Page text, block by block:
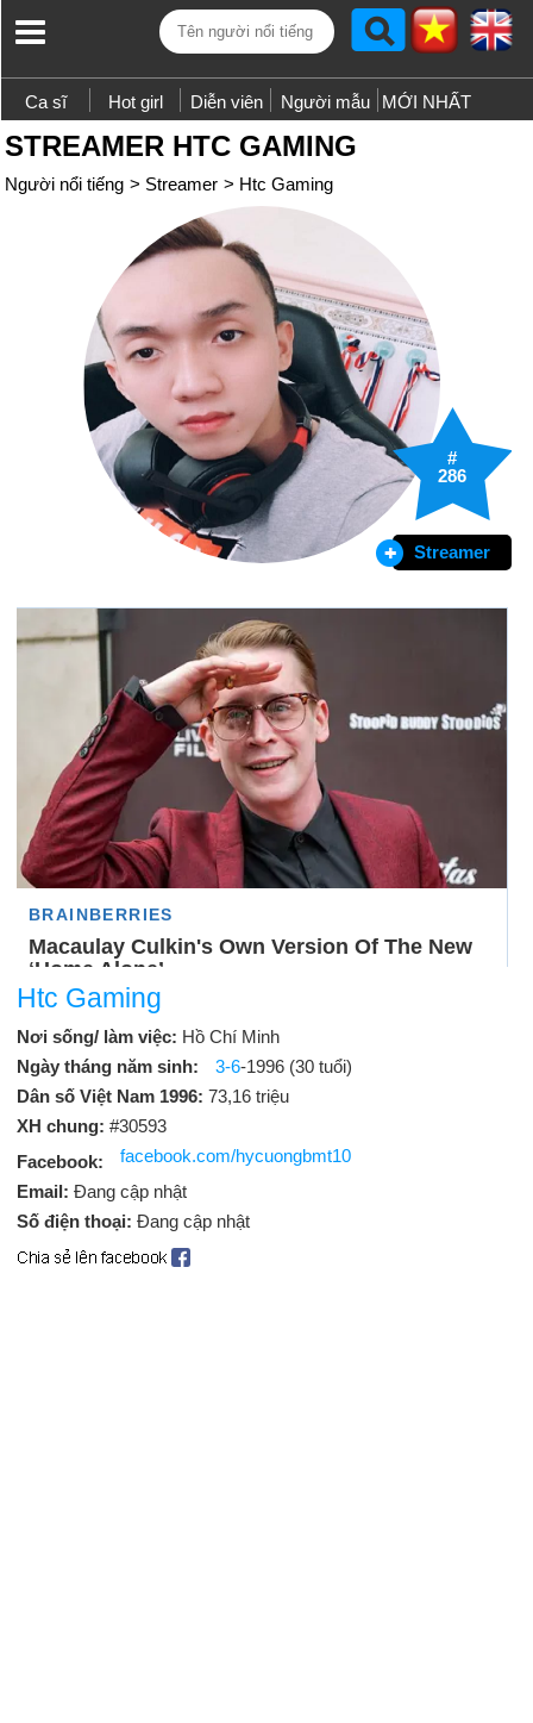
Ca sĩ Hot girl Diễn viên Người mẫu MỚI NHẤT
STREAMER HTC GAMING
Người nổi tiếng > Streamer > Htc Gaming
#
286
Streamer
Htc Gaming
Nơi sống/ làm việc: Hồ Chí Minh
Ngày tháng năm sinh:
3-6-1996 (30 tuổi)
Dân số Việt Nam 1996: 73,16 triệu
XH chung: #30593
Facebook:
facebook.com/hycuongbmt10
Email: Đang cập nhật
Số điện thoại: Đang cập nhật